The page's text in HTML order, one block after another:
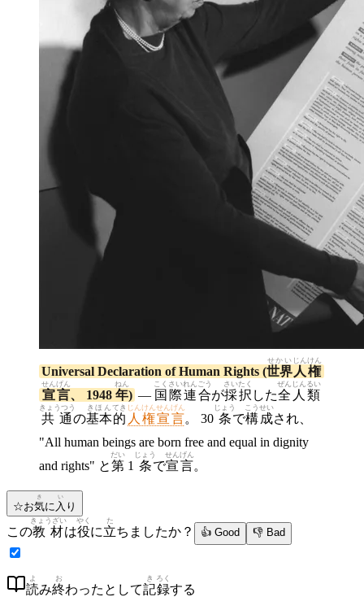
Universal Declaration of Human Rights (世界
せかい
人権
じんけん
宣言
せんげん
、 1948 年
ねん
) — 国際
こくさい
連合
れんごう
が採択
さいたく
した全
ぜん
人類
じんるい
共通
きょうつう
の基本
きほん
的
てき
人権宣言
じんけんせんげん
。 30 条
じょう
で構成
こうせい
され、
"All human beings are born free and equal in dignity
and rights" と第
だい
1 条
じょう
で宣言
せんげん
。
☆お気
き
に 入
い
り
この教材
きょうざい
は役
やく
に立
た
ちましたか？ 👍 Good 👎 Bad
読
よ
み終
お
わったとして記
き
録
ろく
する